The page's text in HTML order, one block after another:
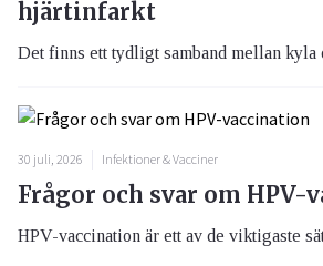
hjärtinfarkt
Det finns ett tydligt samband mellan kyla
30 juli, 2026 Infektioner & Vacciner
Frågor och svar om HPV-
HPV-vaccination är ett av de viktigaste